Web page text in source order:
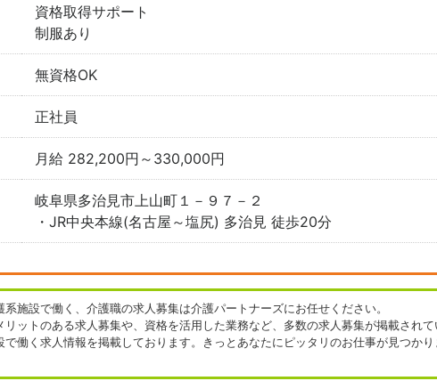
資格取得サポート
制服あり
無資格OK
正社員
月給 282,200円～330,000円
岐阜県多治見市上山町１－９７－２
・JR中央本線(名古屋～塩尻) 多治見 徒歩20分
施設で働く、介護職の求人募集は介護パートナーズにお任せください。
リットのある求人募集や、資格を活用した業務など、多数の求人募集が掲載されて
で働く求人情報を掲載しております。きっとあなたにピッタリのお仕事が見つかり